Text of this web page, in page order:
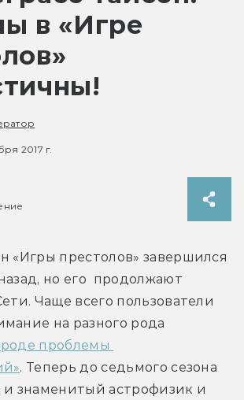
в «Игре
2017 г.
«Игры престолов» завершился
но его  продолжают
Чаще всего пользователи
на разного рода
проблемы
. Теперь до седьмого сезона
и знаменитый астрофизик и